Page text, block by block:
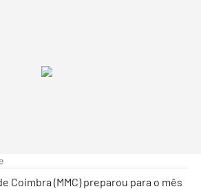
Coimbra (MMC) preparou para o mês